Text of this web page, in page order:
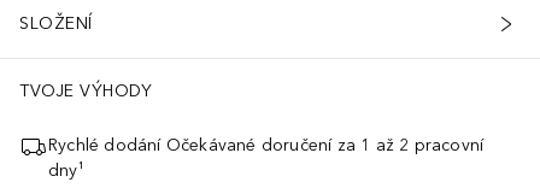
SLOŽENÍ
TVOJE VÝHODY
Rychlé dodání Očekávané doručení za 1 až 2 pracovní
dny¹